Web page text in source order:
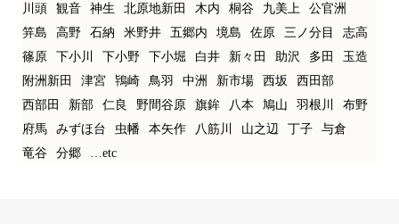
川頭
観音 神生 北原地新田 木内 桐谷 九美上
公官洲
笄島
高野 石納 米野井 五郷内 境島 佐原 三ノ分目
志高
篠原
下小川 下小野 下小堀 白井 新々田 助沢 多田
玉造
附洲新田
津宮 鴇崎 鳥羽 中洲 新市場 西坂
西田部
西部田
新部 仁良 野間谷原 旗鉾 八本 鳩山 羽根川
布野
府馬
みずほ台 虫幡 本矢作 八筋川 山之辺 丁子
与倉
竜谷
分郷 …etc